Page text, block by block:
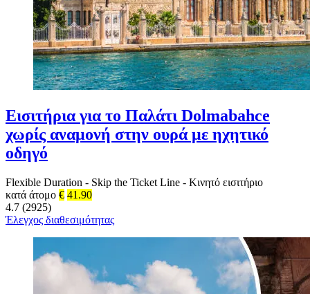
Εισιτήρια για το Παλάτι Dolmabahce
χωρίς αναμονή στην ουρά με ηχητικό
οδηγό
Flexible Duration - Skip the Ticket Line - Κινητό εισιτήριο
κατά άτομο € 41.90
4.7 (2925)
Έλεγχος διαθεσιμότητας